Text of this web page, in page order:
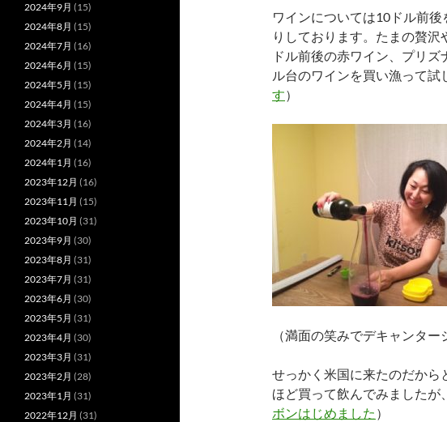
ワインについては10ドル前
りしております。たまの贅
ドル前後の赤ワイン、プリ
ル台のワインを買い漁って試
す）
（満面の笑みでデキャンター
せっかく米国に来たのだから
ほど買って飲んでみましたが
ボンはじめました ）
2024年9月 (15)
2024年8月 (15)
2024年7月 (16)
2024年6月 (15)
2024年5月 (15)
2024年4月 (15)
2024年3月 (16)
2024年2月 (14)
2024年1月 (16)
2023年12月 (16)
2023年11月 (15)
2023年10月 (31)
2023年9月 (30)
2023年8月 (31)
2023年7月 (31)
2023年6月 (30)
2023年5月 (31)
2023年4月 (30)
2023年3月 (31)
2023年2月 (28)
2023年1月 (31)
2022年12月 (31)